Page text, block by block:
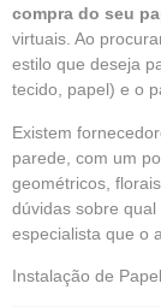
compra do seu
virtuais. Ao
estilo que deseja
tecido, papel) e o
Existem
parede, com um
geométricos,
dúvidas sobre
especialista que o
Instalação de